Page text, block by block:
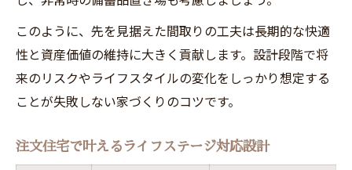
このように、先を見据えた間取りの工夫は長期的な快適
性と資産価値の維持に大きく貢献します。設計段階で将
来のリスクやライフスタイルの変化をしっかり想定する
ことが失敗しない家づくりのコツです。
注文住宅で叶えるライフステージ対応設計